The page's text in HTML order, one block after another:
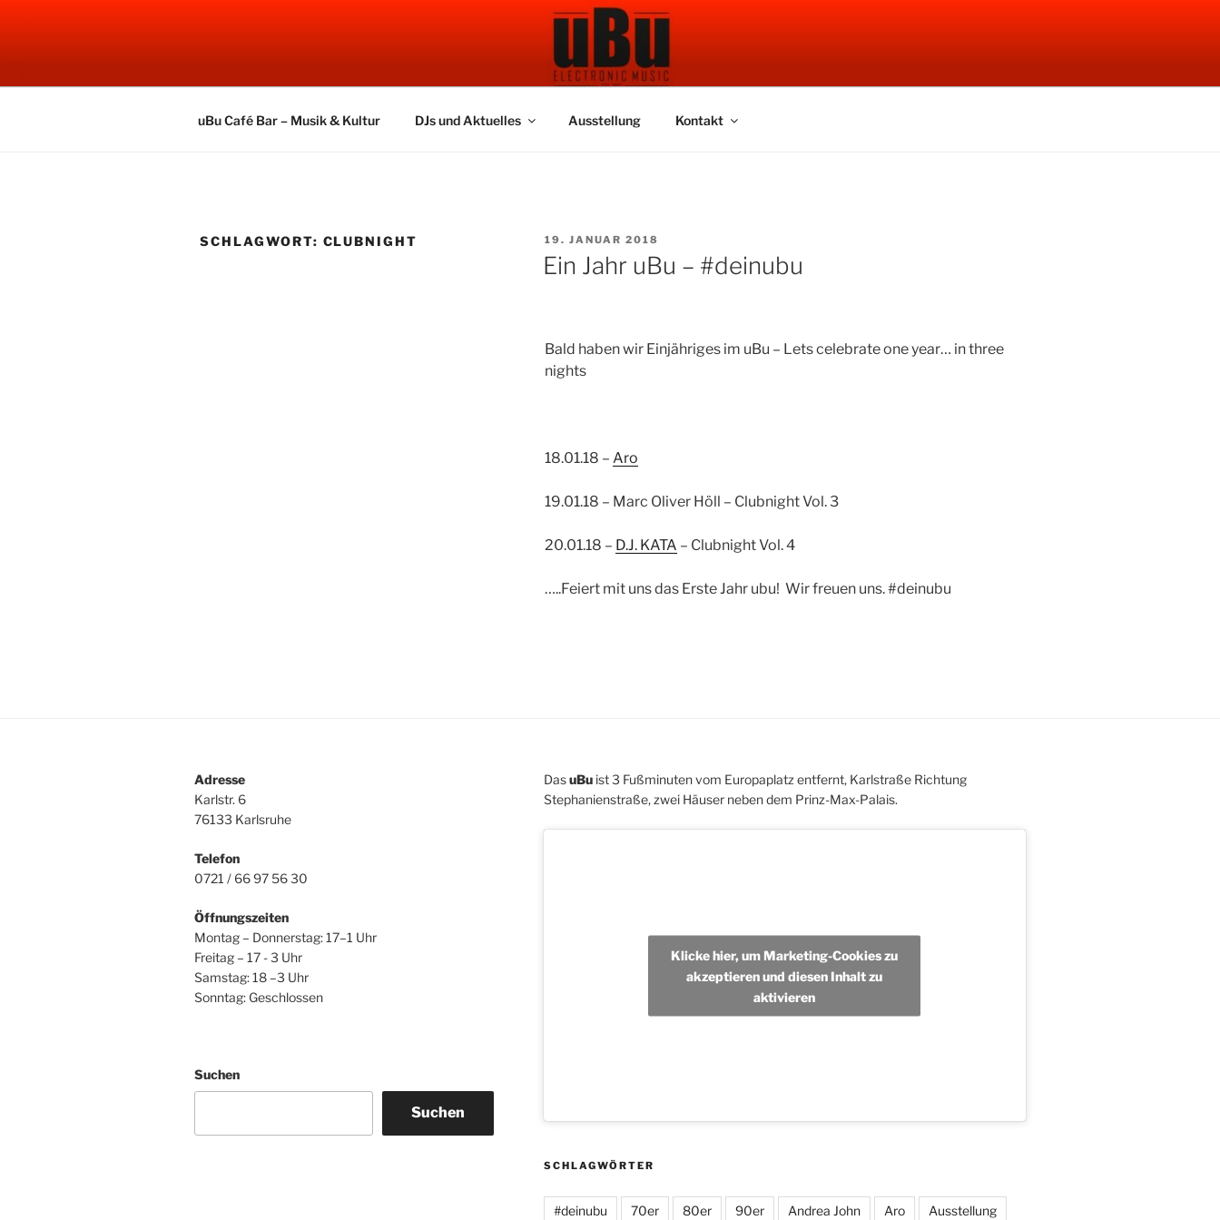
uBu Café Bar – Musik & Kultur DJs und Aktuelles Ausstellung Kontakt
SCHLAGWORT: CLUBNIGHT
VERÖFFENTLICHT
AM
19. JANUAR 2018
Ein Jahr uBu – #deinubu
Bald haben wir Einjähriges im uBu – Lets celebrate one year… in three
nights
18.01.18 – Aro
19.01.18 – Marc Oliver Höll – Clubnight Vol. 3
20.01.18 – D.J. KATA – Clubnight Vol. 4
…..Feiert mit uns das Erste Jahr ubu! Wir freuen uns. #deinubu
Adresse
Karlstr. 6
76133 Karlsruhe
Telefon
0721 / 66 97 56 30
Öffnungszeiten
Montag – Donnerstag: 17–1 Uhr
Freitag – 17 - 3 Uhr
Samstag: 18 –3 Uhr
Sonntag: Geschlossen
Suchen
Suchen
DasuBuist 3 Fußminuten vom Europaplatz entfernt, Karlstraße Richtung
Stephanienstraße, zwei Häuser neben dem Prinz-Max-Palais.
Klicke hier, um Marketing-Cookies zu
akzeptieren und diesen Inhalt zu
aktivieren
SCHLAGWÖRTER
#deinubu 70er 80er 90er Andrea John Aro Ausstellung